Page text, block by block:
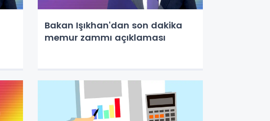
Bakan Işıkhan'dan son dakika
memur zammı açıklaması